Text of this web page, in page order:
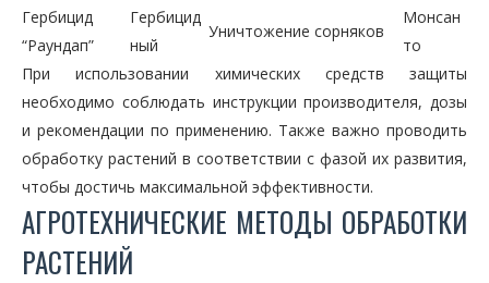
Гербицид
“Раундап”
Гербицид
ный
Уничтожение сорняков
Монсан
то
При использовании химических средств защиты
необходимо соблюдать инструкции производителя, дозы
и рекомендации по применению. Также важно проводить
обработку растений в соответствии с фазой их развития,
чтобы достичь максимальной эффективности.
АГРОТЕХНИЧЕСКИЕ МЕТОДЫ ОБРАБОТКИ
РАСТЕНИЙ